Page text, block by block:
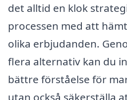
det alltid en klok
processen med att
olika erbjudanden.
flera alternativ kan du
bättre förståelse för
utan också säkerställa